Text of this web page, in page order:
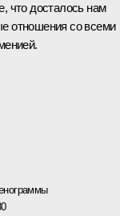
что досталось нам
отношения со всеми